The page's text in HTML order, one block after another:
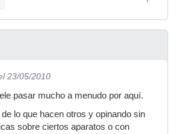
23/05/2010
pasar mucho a menudo por aquí.
lo que hacen otros y opinando sin
sobre ciertos aparatos o con